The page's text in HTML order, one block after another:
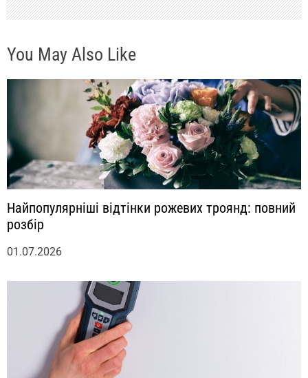
и
с
я
You May Also Like
Найпопулярніші відтінки рожевих троянд: повний
розбір
01.07.2026